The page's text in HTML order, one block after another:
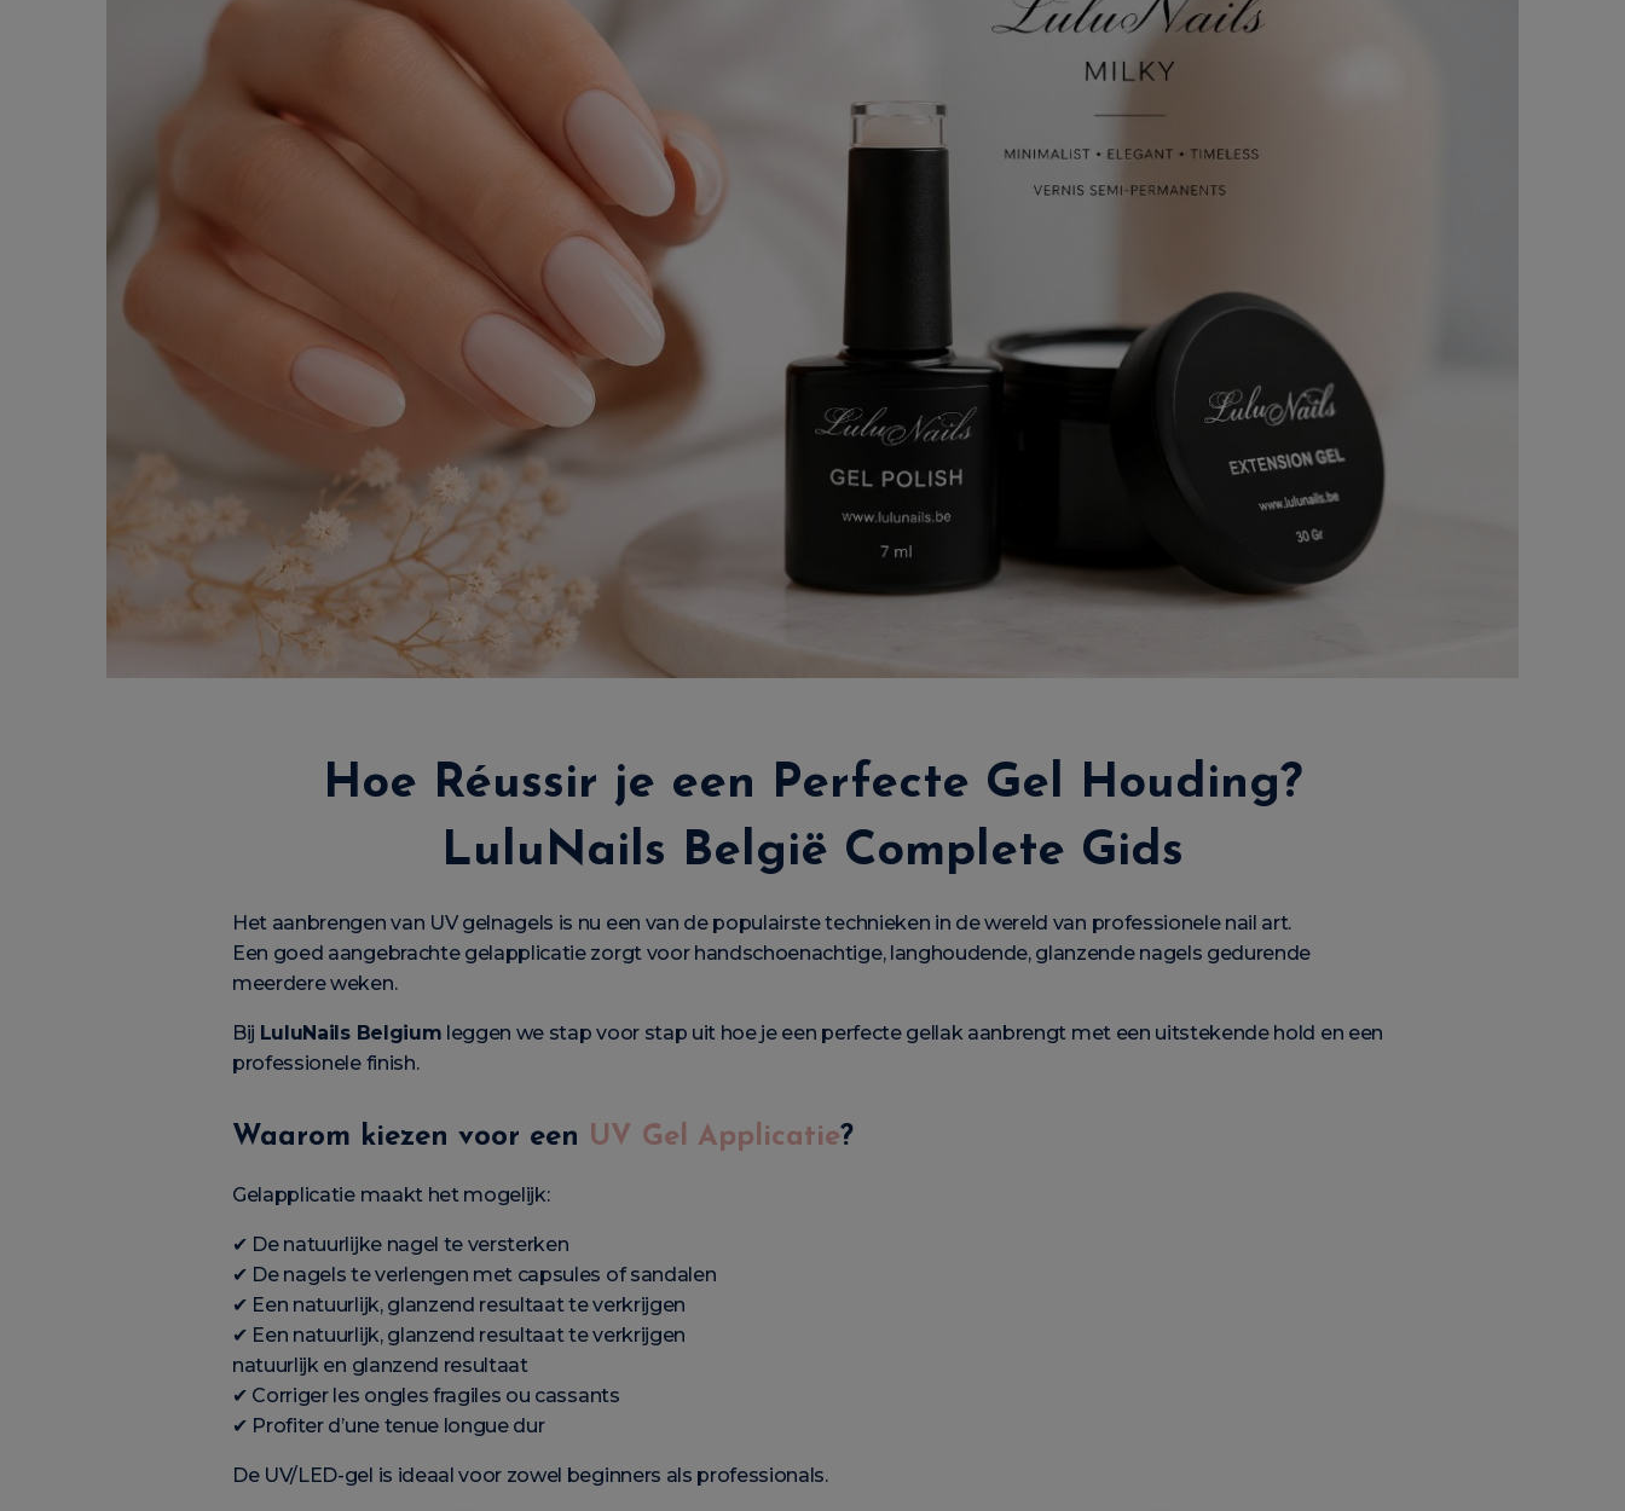
Hoe Réussir je een Perfecte Gel Houding?
LuluNails België Complete Gids
Het aanbrengen van UV gelnagels is nu een van de populairste technieken in de wereld van professionele nail art.
Een goed aangebrachte gelapplicatie zorgt voor handschoenachtige, langhoudende, glanzende nagels gedurende
meerdere weken.
Bij LuluNails Belgium leggen we stap voor stap uit hoe je een perfecte gellak aanbrengt met een uitstekende hold en een
professionele finish.
Waarom kiezen voor een UV Gel Applicatie?
Gelapplicatie maakt het mogelijk:
✔ De natuurlijke nagel te versterken
✔ De nagels te verlengen met capsules of sandalen
✔ Een natuurlijk, glanzend resultaat te verkrijgen
✔ Een natuurlijk, glanzend resultaat te verkrijgen
natuurlijk en glanzend resultaat
✔ Corriger les ongles fragiles ou cassants
✔ Profiter d’une tenue longue dur
De UV/LED-gel is ideaal voor zowel beginners als professionals.